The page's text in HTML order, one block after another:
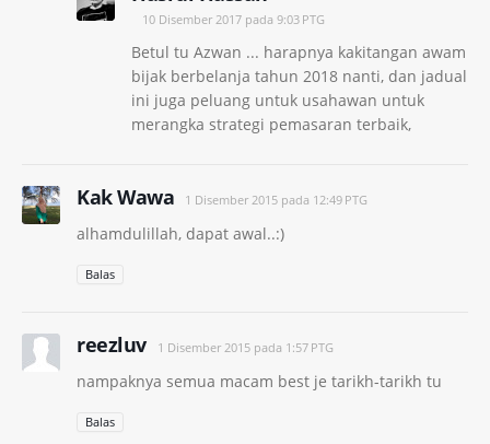
10 Disember 2017 pada 9:03 PTG
Betul tu Azwan ... harapnya kakitangan awam
bijak berbelanja tahun 2018 nanti, dan jadual
ini juga peluang untuk usahawan untuk
merangka strategi pemasaran terbaik,
Kak Wawa 1 Disember 2015 pada 12:49 PTG
alhamdulillah, dapat awal..:)
Balas
reezluv 1 Disember 2015 pada 1:57 PTG
nampaknya semua macam best je tarikh-tarikh tu
Balas